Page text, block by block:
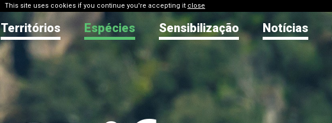
This site uses cookies if you continue you're accepting it close
Territórios Espécies Sensibilização Notícias